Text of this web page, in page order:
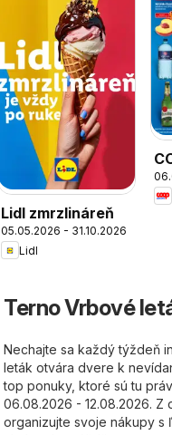
Lidl zmrzlináreň
05.05.2026 - 31.10.2026
Lidl
Terno Vrbové
Nechajte sa každý týždeň
leták otvára dvere k
top ponuky, ktoré sú tu
06.08.2026 - 12.08.2026.
organizujte svoje nákupy s